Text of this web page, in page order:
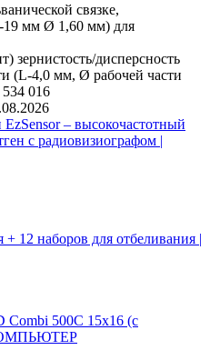
связке,
19 мм Ø 1,60 мм) для
зернистость/дисперсность
(L-4,0 мм, Ø рабочей части
016
– высокочастотный
с радиовизиографом |
12 наборов для отбеливания |
Combi 500C 15х16 (с